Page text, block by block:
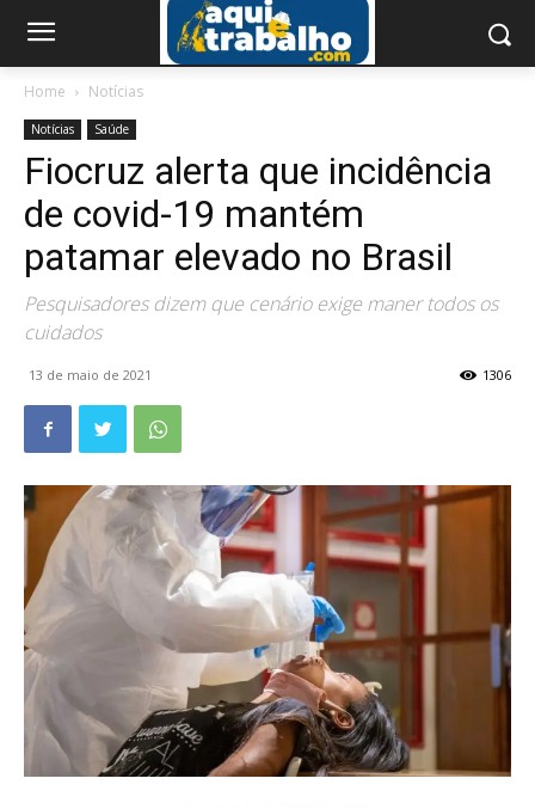
Home Notícias
Notícias Saúde
Fiocruz alerta que incidência
de covid-19 mantém
patamar elevado no Brasil
Pesquisadores dizem que cenário exige maner todos os
cuidados
13 de maio de 2021 1306